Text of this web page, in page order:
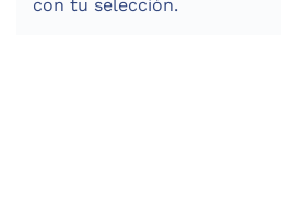
con tu selección.